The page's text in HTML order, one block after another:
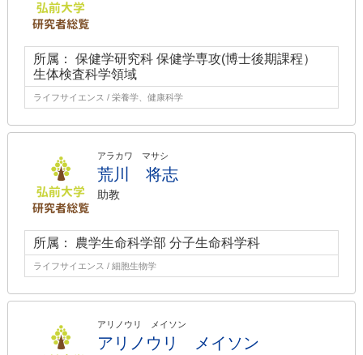
所属： 保健学研究科 保健学専攻(博士後期課程）
生体検査科学領域
ライフサイエンス / 栄養学、健康科学
アラカワ マサシ
荒川 将志
助教
所属： 農学生命科学部 分子生命科学科
ライフサイエンス / 細胞生物学
アリノウリ メイソン
アリノウリ メイソン